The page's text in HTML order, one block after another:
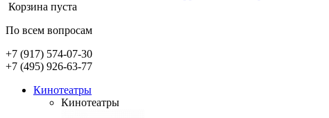
Корзина пуста
По всем вопросам
+7 (917) 574-07-30
+7 (495) 926-63-77
Кинотеатры
Кинотеатры